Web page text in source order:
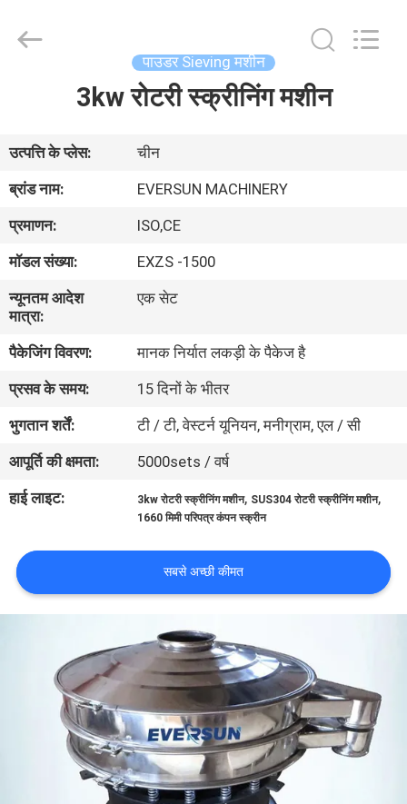
उत्पादों
वीआर
दिखाएँ
हमारे
बारे
कारखाना
भ्रमण
नियंत्रण
संपर्क
उद्धरण
पाउडर Sieving मशीन
3kw रोटरी स्क्रीनिंग मशीन
उत्पत्ति के प्लेस:
चीन
ब्रांड नाम:
EVERSUN MACHINERY
प्रमाणन:
ISO,CE
मॉडल संख्या:
EXZS -1500
न्यूनतम आदेश
मात्रा:
एक सेट
पैकेजिंग विवरण:
मानक निर्यात लकड़ी के पैकेज है
प्रसव के समय:
15 दिनों के भीतर
भुगतान शर्तें:
टी / टी, वेस्टर्न यूनियन, मनीग्राम, एल / सी
आपूर्ति की क्षमता:
5000sets / वर्ष
हाई लाइट:
3kw रोटरी स्क्रीनिंग मशीन, SUS304 रोटरी स्क्रीनिंग मशीन,
1660 मिमी परिपत्र कंपन स्क्रीन
सबसे अच्छी कीमत